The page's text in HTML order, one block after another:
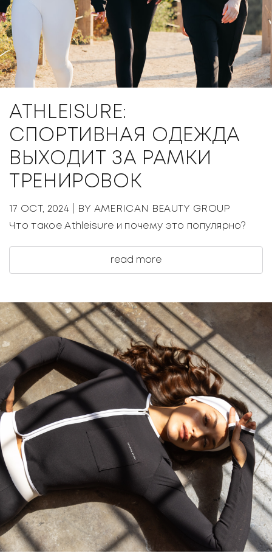
ATHLEISURE:
СПОРТИВНАЯ ОДЕЖДА
ВЫХОДИТ ЗА РАМКИ
ТРЕНИРОВОК
17 OCT, 2024
| BY AMERICAN BEAUTY GROUP
Что такое Athleisure и почему это популярно?
read more